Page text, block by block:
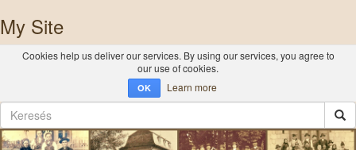
My Site
Cookies help us deliver our services. By using our services, you agree to
our use of cookies.
OK Learn more